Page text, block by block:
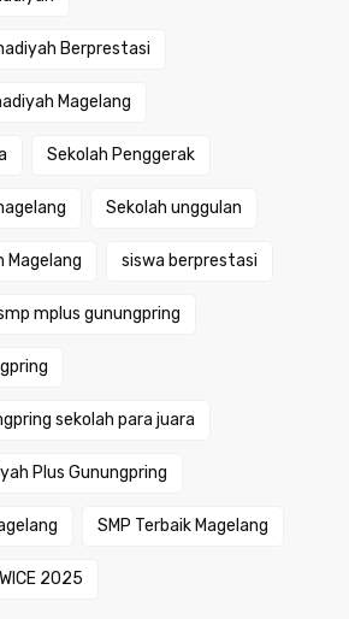
Berprestasi
Magelang
Sekolah Penggerak
Sekolah unggulan
Magelang siswa berprestasi
mplus gunungpring
sekolah para juara
Plus Gunungpring
SMP Terbaik Magelang
WICE 2025